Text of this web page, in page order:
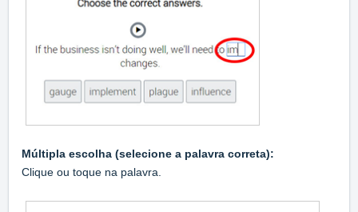
Múltipla escolha (selecione a palavra correta):
Clique ou toque na palavra.